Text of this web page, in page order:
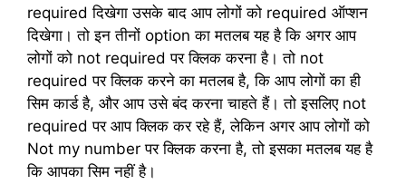
required दिखेगा उसके बाद आप लोगों को required ऑप्शन
दिखेगा। तो इन तीनों option का मतलब यह है कि अगर आप
लोगों को not required पर क्लिक करना है। तो not
required पर क्लिक करने का मतलब है, कि आप लोगों का ही
सिम कार्ड है, और आप उसे बंद करना चाहते हैं। तो इसलिए not
required पर आप क्लिक कर रहे हैं, लेकिन अगर आप लोगों को
Not my number पर क्लिक करना है, तो इसका मतलब यह है
कि आपका सिम नहीं है।